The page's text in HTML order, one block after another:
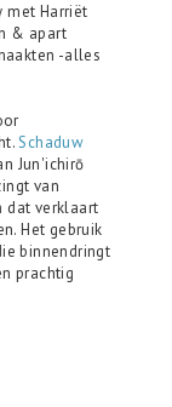
met Harriët
& apart
-alles
Schaduw
Jun'ichirō
van
dat verklaart
Het gebruik
binnendringt
prachtig